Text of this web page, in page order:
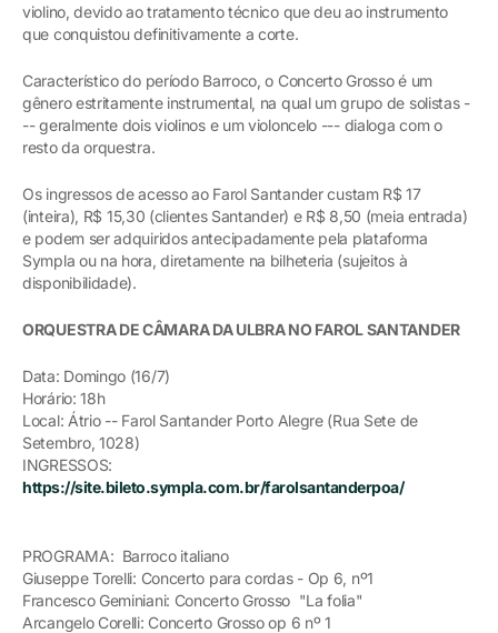
violino, devido ao tratamento técnico que deu ao instrumento
que conquistou definitivamente a corte.
Característico do período Barroco, o Concerto Grosso é um
gênero estritamente instrumental, na qual um grupo de solistas -
-- geralmente dois violinos e um violoncelo --- dialoga com o
resto da orquestra.
Os ingressos de acesso ao Farol Santander custam R$ 17
(inteira), R$ 15,30 (clientes Santander) e R$ 8,50 (meia entrada)
e podem ser adquiridos antecipadamente pela plataforma
Sympla ou na hora, diretamente na bilheteria (sujeitos à
disponibilidade).
ORQUESTRA DE CÂMARA DA ULBRA NO FAROL SANTANDER
Data: Domingo (16/7)
Horário: 18h
Local: Átrio -- Farol Santander Porto Alegre (Rua Sete de
Setembro, 1028)
INGRESSOS:
https://site.bileto.sympla.com.br/farolsantanderpoa/
PROGRAMA: Barroco italiano
Giuseppe Torelli: Concerto para cordas - Op 6, nº1
Francesco Geminiani: Concerto Grosso "La folia"
Arcangelo Corelli: Concerto Grosso op 6 nº 1